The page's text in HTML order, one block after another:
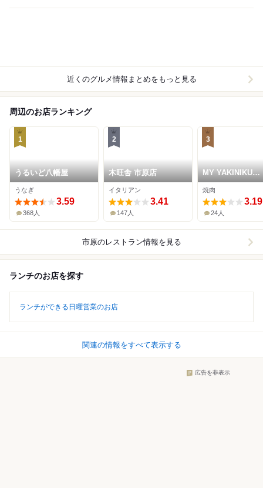
近くのグルメ情報まとめをもっと見る
周辺のお店ランキング
1
うるいど八幡屋
うなぎ
3.59
368人
2
木旺舎 市原店
イタリアン
3.41
147人
3
MY YAKINIKU
STYLE 将泰庵
ちはら台店
焼肉
3.19
24人
市原のレストラン情報を見る
ランチのお店を探す
ランチができる日曜営業のお店
関連の情報をすべて表示する
広告を非表示